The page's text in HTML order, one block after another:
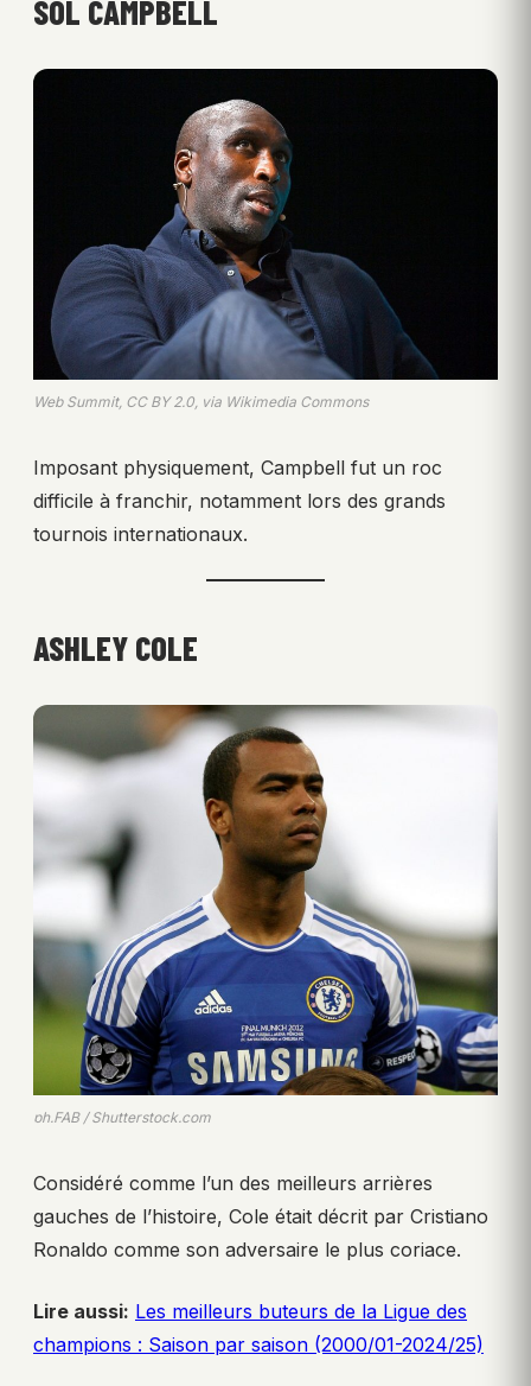
SOL CAMPBELL
Web Summit, CC BY 2.0, via Wikimedia Commons
Imposant physiquement, Campbell fut un roc
difficile à franchir, notamment lors des grands
tournois internationaux.
ASHLEY COLE
ph.FAB / Shutterstock.com
Considéré comme l’un des meilleurs arrières
gauches de l’histoire, Cole était décrit par Cristiano
Ronaldo comme son adversaire le plus coriace.
Lire aussi: Les meilleurs buteurs de la Ligue des
champions : Saison par saison (2000/01-2024/25)